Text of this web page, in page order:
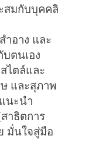
สมกับบุคคลิ
ำอาง และ
ตนเอง
ไตล์และ
และสุภาพ
นะนำ
าธิตการ
มั่นใจสู่มือ